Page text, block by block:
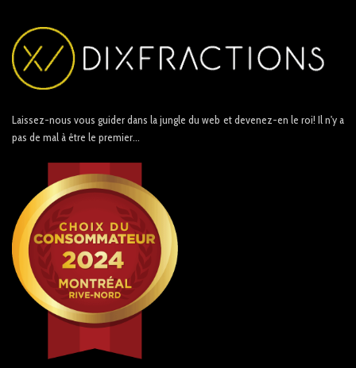
Laissez-nous vous guider dans la jungle du web et devenez-en le roi! Il n'y a
pas de mal à être le premier...